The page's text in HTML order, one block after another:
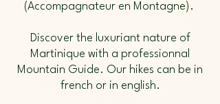
(Accompagnateur en Montagne).
Discover the luxuriant nature of
Martinique with a professionnal
Mountain Guide. ​Our hikes can be in
french or in english.